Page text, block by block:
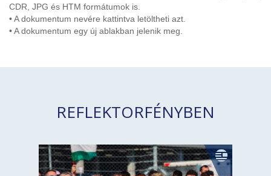
CDR, JPG és HTM formátumok is.
• A dokumentum nevére kattintva letöltheti azt.
• A dokumentum egy új ablakban jelenik meg.
REFLEKTORFÉNYBEN